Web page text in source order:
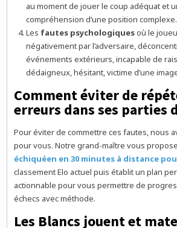
au moment de jouer le coup adéquat et
compréhension d’une position complexe.
Les fautes psychologiquesoù le
négativement par l’adversaire,
événements extérieurs, incapable de
dédaigneux, hésitant, victime d’une
Comment éviter de
erreurs dans ses parties
Pour éviter de commettre ces fautes, nous
pour vous. Notre grand-maître vous propose
échiquéen en 30 minutes à distance
classement Elo actuel puis établit un plan
actionnable pour vous permettre de
échecs avec méthode.
Les Blancs jouent et